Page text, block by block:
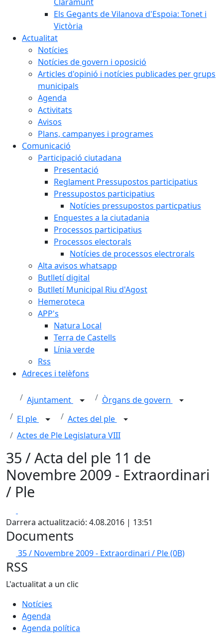
Els Gegants de Vilanova d'Espoia: Tonet i
Victòria
Actualitat
Notícies
Notícies de govern i oposició
Articles d'opinió i notícies publicades per grups
municipals
Agenda
Activitats
Avisos
Plans, campanyes i programes
Comunicació
Participació ciutadana
Presentació
Reglament Pressupostos participatius
Pressupostos participatius
Notícies pressupostos particpatius
Enquestes a la ciutadania
Processos participatius
Processos electorals
Notícies de processos electrorals
Alta avisos whatsapp
Butlletí digital
Butlletí Municipal Riu d'Agost
Hemeroteca
APP's
Natura Local
Terra de Castells
Línia verde
Rss
Adreces i telèfons
Ajuntament
Òrgans de govern
El ple
Actes del ple
Actes de Ple Legislatura VIII
35 / Acta del ple 11 de
Novembre 2009 - Extraordinari
/ Ple
Darrera actualització: 4.08.2016 | 13:51
Documents
35 / Novembre 2009 - Extraordinari / Ple(0B)
RSS
L'actualitat a un clic
Notícies
Agenda
Agenda política